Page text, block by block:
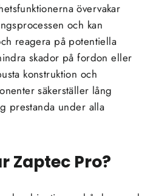
övervakar
och kan
reagera på potentiella
skador på fordon eller
konstruktion och
säkerställer lång
prestanda under alla
Zaptec Pro?